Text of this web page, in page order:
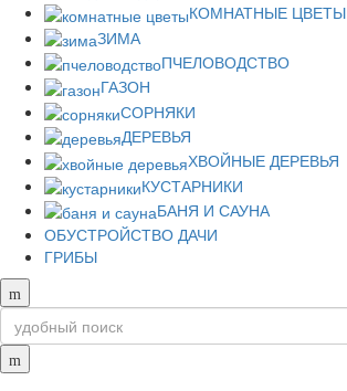
КОМНАТНЫЕ ЦВЕТЫ
ЗИМА
ПЧЕЛОВОДСТВО
ГАЗОН
СОРНЯКИ
ДЕРЕВЬЯ
ХВОЙНЫЕ ДЕРЕВЬЯ
КУСТАРНИКИ
БАНЯ И САУНА
ОБУСТРОЙСТВО ДАЧИ
ГРИБЫ